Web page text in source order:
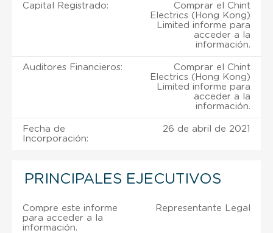
Capital Registrado:
Comprar el Chint
Electrics (Hong Kong)
Limited informe para
acceder a la
información.
Auditores Financieros:
Comprar el Chint
Electrics (Hong Kong)
Limited informe para
acceder a la
información.
Fecha de
Incorporación:
26 de abril de 2021
PRINCIPALES EJECUTIVOS
Compre este informe
para acceder a la
información.
Representante Legal